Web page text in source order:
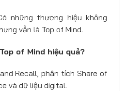
những thương hiệu không
vẫn là Top of Mind.
of Mind hiệu quả?
Recall, phân tích Share of
và dữ liệu digital.